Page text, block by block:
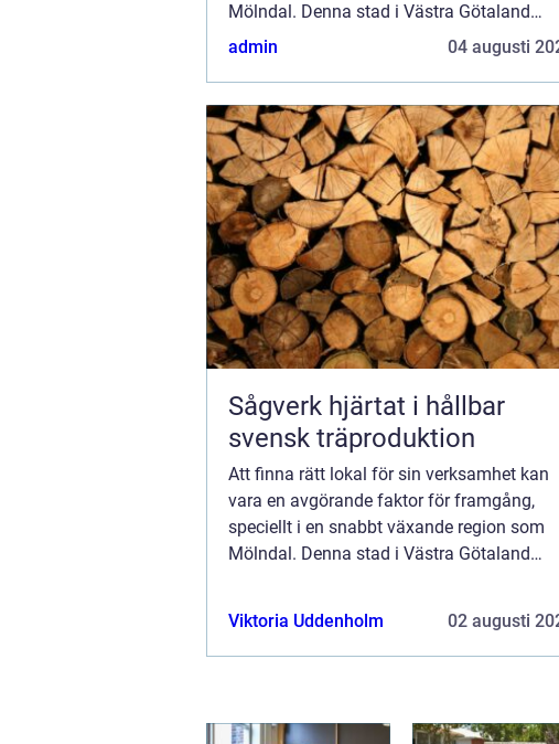
Mölndal. Denna stad i Västra Götaland
erbjuder en dynamisk miljö där b...
admin 04 augusti
Sågverk hjärtat i hållbar
svensk träproduktion
Att finna rätt lokal för sin verksamhet kan
vara en avgörande faktor för framgång,
speciellt i en snabbt växande region som
Mölndal. Denna stad i Västra Götaland
Viktoria Uddenholm
02 augusti